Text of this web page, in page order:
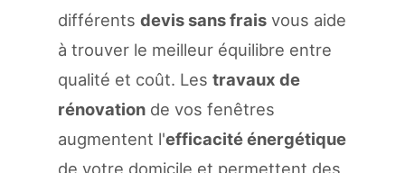
différents devis sans frais vous aide
à trouver le meilleur équilibre entre
qualité et coût. Les travaux de
rénovation de vos fenêtres
augmentent l'efficacité énergétique
de votre domicile et permettent des